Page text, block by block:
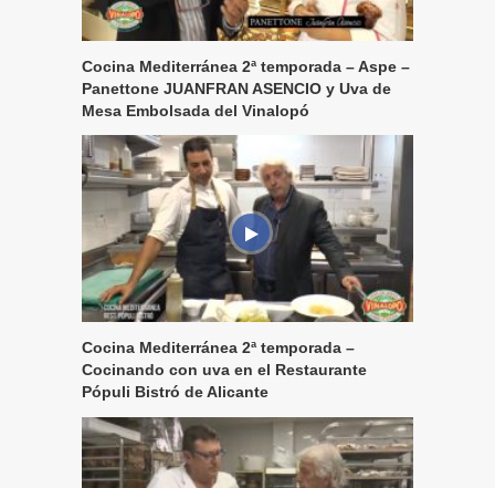
Cocina Mediterránea 2ª temporada – Aspe –
Panettone JUANFRAN ASENCIO y Uva de
Mesa Embolsada del Vinalopó
Cocina Mediterránea 2ª temporada –
Cocinando con uva en el Restaurante
Pópuli Bistró de Alicante